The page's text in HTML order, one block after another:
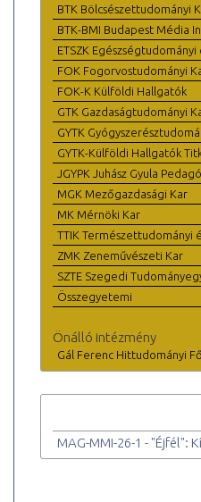
BTK Bölcsészettudományi
BTK-BMI Budapest Média
ETSZK
FOK Fogorvostudományi
FOK-K Külföldi Hallgatók
GTK Gazdaságtudományi
GYTK
GYTK-Külföldi Hallgatók
JGYPK Juhász Gyula
MGK Mezőgazdasági Kar
MK Mérnöki Kar
TTIK Természettudományi
ZMK Zeneművészeti Kar
SZTE Szegedi
Összegyetemi
Önálló intézmény
Gál Ferenc Hittudományi
MAG-MMI-26-1 -